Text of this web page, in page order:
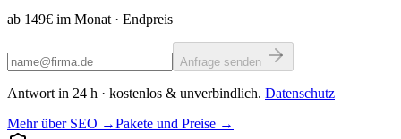
ab 149€ im Monat · Endpreis
Anfrage senden
Antwort in 24 h · kostenlos & unverbindlich. Datenschutz
Mehr über SEO →Pakete und Preise →